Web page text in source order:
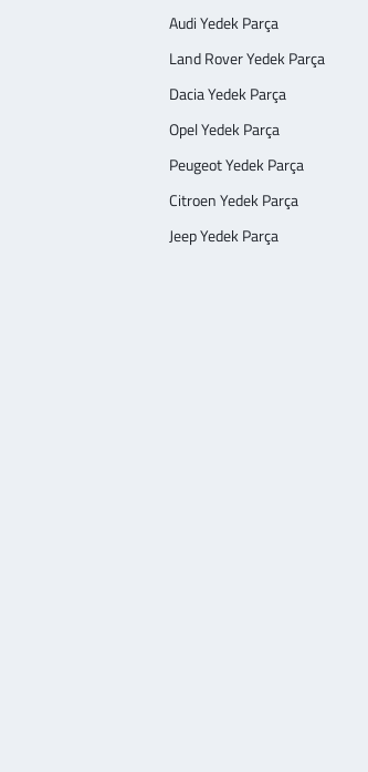
Audi Yedek Parça
Land Rover Yedek Parça
Dacia Yedek Parça
Opel Yedek Parça
Peugeot Yedek Parça
Citroen Yedek Parça
Jeep Yedek Parça